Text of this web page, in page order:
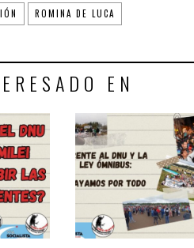
ROMINA DE LUCA
EN